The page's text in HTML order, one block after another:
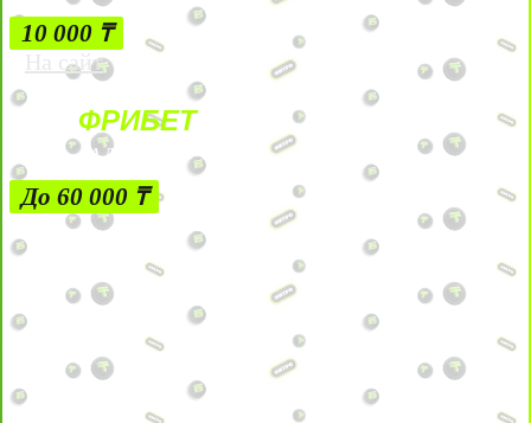
10 000 ₸
На сайт
ФРИБЕТ
ЗА ДЕПОЗИТЫ
До 60 000 ₸